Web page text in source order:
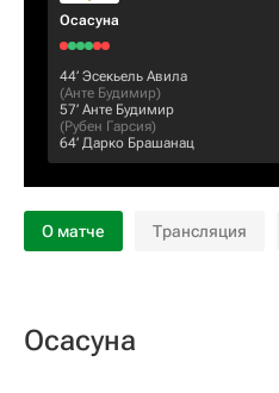
Осасуна
44‎’‎ Эсекьель Авила
(Анте Будимир)
57‎’‎ Анте Будимир
(Рубен Гарсия)
64‎’‎ Дарко Брашанац
О матче Трансляция
Осасуна